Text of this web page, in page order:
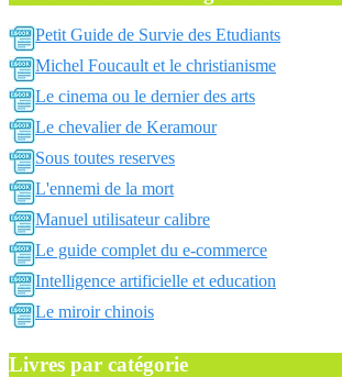
Petit Guide de Survie des Etudiants
Michel Foucault et le christianisme
Le cinema ou le dernier des arts
Le chevalier de Keramour
Sous toutes reserves
L'ennemi de la mort
Manuel utilisateur calibre
Le guide complet du e-commerce
Intelligence artificielle et education
Le miroir chinois
Livres par catégorie